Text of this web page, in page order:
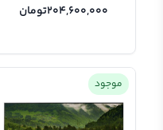
204,600,000تومان
موجود